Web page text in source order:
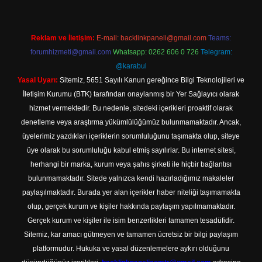
Reklam ve İletişim: E-mail: backlinkpaneli@gmail.com Teams:
forumhizmeti@gmail.com Whatsapp: 0262 606 0 726 Telegram:
@karabul
Yasal Uyarı: Sitemiz, 5651 Sayılı Kanun gereğince Bilgi Teknolojileri ve
İletişim Kurumu (BTK) tarafından onaylanmış bir Yer Sağlayıcı olarak
hizmet vermektedir. Bu nedenle, sitedeki içerikleri proaktif olarak
denetleme veya araştırma yükümlülüğümüz bulunmamaktadır. Ancak,
üyelerimiz yazdıkları içeriklerin sorumluluğunu taşımakta olup, siteye
üye olarak bu sorumluluğu kabul etmiş sayılırlar. Bu internet sitesi,
herhangi bir marka, kurum veya şahıs şirketi ile hiçbir bağlantısı
bulunmamaktadır. Sitede yalnızca kendi hazırladığımız makaleler
paylaşılmaktadır. Burada yer alan içerikler haber niteliği taşımamakta
olup, gerçek kurum ve kişiler hakkında paylaşım yapılmamaktadır.
Gerçek kurum ve kişiler ile isim benzerlikleri tamamen tesadüfidir.
Sitemiz, kar amacı gütmeyen ve tamamen ücretsiz bir bilgi paylaşım
platformudur. Hukuka ve yasal düzenlemelere aykırı olduğunu